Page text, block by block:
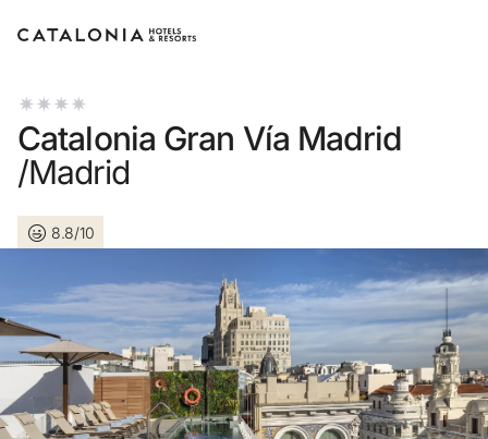
Log in op je account
Log in
Wachtwoord vergeten?
of gebruik een van deze opties
Aanmelden met Google
Sessie beginnen met enkel e-mailadres
Catalonia Gran Vía Madrid
/Madrid
8.8/10